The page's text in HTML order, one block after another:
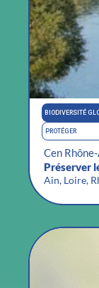
BIODIVERSITÉ
PROTÉGER
Cen
Préserver
Ain, Loire,